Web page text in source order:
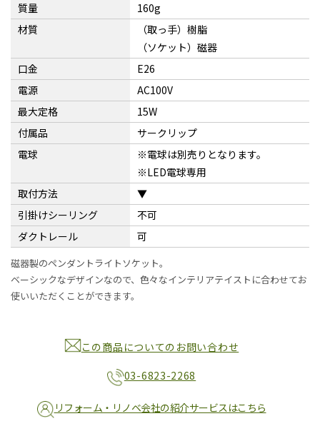
質量
160g
材質
（取っ手）樹脂
（ソケット）磁器
口金
E26
電源
AC100V
最大定格
15W
付属品
サークリップ
電球
※電球は別売りとなります。
※LED電球専用
取付方法
▼
引掛けシーリング
不可
ダクトレール
可
磁器製のペンダントライトソケット。
ベーシックなデザインなので、色々なインテリアテイストに合わせてお
使いいただくことができます。
この商品についてのお問い合わせ
03-6823-2268
リフォーム・リノベ会社の紹介サービスはこちら